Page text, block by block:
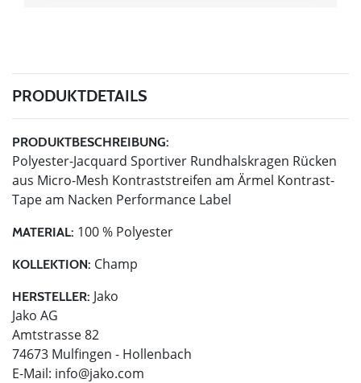
PRODUKTDETAILS
PRODUKTBESCHREIBUNG:
Polyester-Jacquard Sportiver Rundhalskragen Rücken
aus Micro-Mesh Kontraststreifen am Ärmel Kontrast-
Tape am Nacken Performance Label
MATERIAL: 100 % Polyester
KOLLEKTION: Champ
HERSTELLER: Jako
Jako AG
Amtstrasse 82
74673 Mulfingen - Hollenbach
E-Mail: info@jako.com